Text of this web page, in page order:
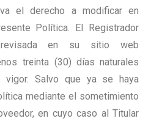
el derecho a modificar en
Política. El Registrador
en su sitio web
treinta (30) días naturales
Salvo que ya se haya
mediante el sometimiento
en cuyo caso al Titular